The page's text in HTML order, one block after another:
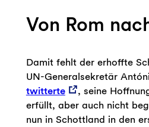
Von Rom
Damit fehlt der erhoffte
UN-Generalsekretär
twitterte
, seine
erfüllt, aber auch nicht
nun in Schottland in den